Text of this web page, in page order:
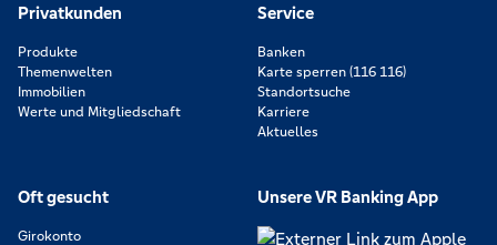
Privatkunden
Produkte
Themenwelten
Immobilien
Werte und Mitgliedschaft
Service
Banken
Karte sperren (116 116)
Standortsuche
Karriere
Aktuelles
Oft gesucht
Girokonto
Unsere VR Banking App